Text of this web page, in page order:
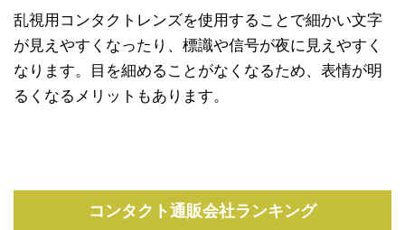
乱視用コンタクトレンズを使用することで細かい文字
が見えやすくなったり、標識や信号が夜に見えやすく
なります。目を細めることがなくなるため、表情が明
るくなるメリットもあります。
コンタクト通販会社ランキング